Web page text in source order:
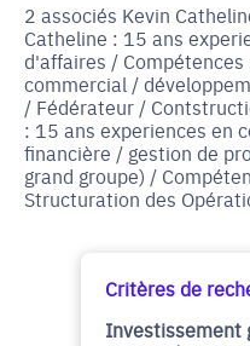
2 associés Kevin
Catheline : 15 ans
d'affaires /
commercial /
/ Fédérateur /
: 15 ans experiences en
financière / gestion de
grand groupe) /
Structuration des
Critères de
Investissement